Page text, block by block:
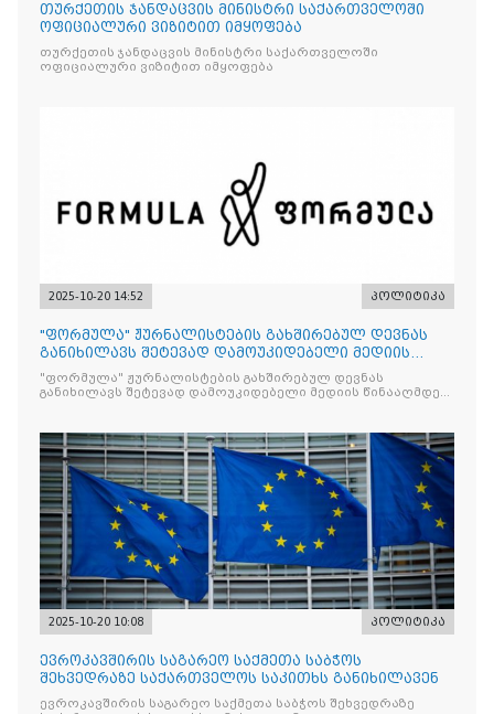
თურქეთის ჯანდაცვის მინისტრი საქართველოში
ოფიციალური ვიზიტით იმყოფება
თურქეთის ჯანდაცვის მინისტრი საქართველოში
ოფიციალური ვიზიტით იმყოფება
2025-10-20 14:52 პოლიტიკა
"ფორმულა" ჟურნალისტების გახშირებულ დევნას
განიხილავს შეტევად დამოუკიდებელი მედიის
წინააღმდ
"ფორმულა" ჟურნალისტების გახშირებულ დევნას
განიხილავს შეტევად დამოუკიდებელი მედიის წინააღმდეგ,
2025-10-20 10:08 პოლიტიკა
ევროკავშირის საგარეო საქმეთა საბჭოს
შეხვედრაზე საქართველოს საკითხს განიხილავენ
ევროკავშირის საგარეო საქმეთა საბჭოს შეხვედრაზე